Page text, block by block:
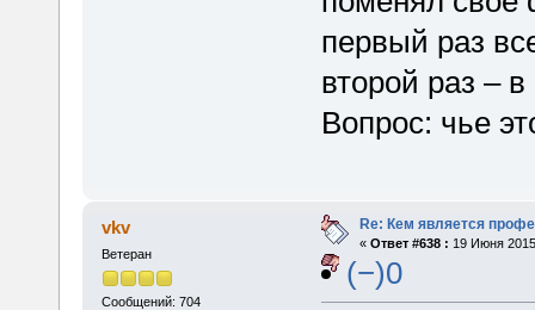
первый раз
второй раз –
Вопрос: чье
vkv
Ветеран
Сообщений: 704
Re: Кем является
« Ответ #638 : 19 Июня
(−)0